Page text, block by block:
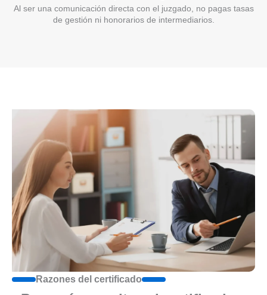
Al ser una comunicación directa con el juzgado, no pagas tasas
de gestión ni honorarios de intermediarios.
Razones del certificado